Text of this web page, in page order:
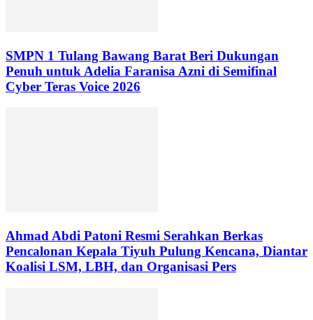
SMPN 1 Tulang Bawang Barat Beri Dukungan
Penuh untuk Adelia Faranisa Azni di Semifinal
Cyber Teras Voice 2026
Ahmad Abdi Patoni Resmi Serahkan Berkas
Pencalonan Kepala Tiyuh Pulung Kencana, Diantar
Koalisi LSM, LBH, dan Organisasi Pers